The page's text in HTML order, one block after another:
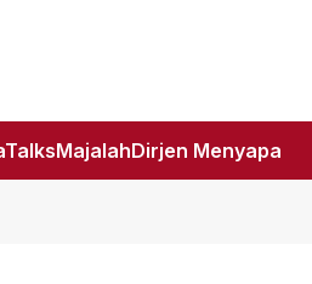
MajalahDirjen Menyapa